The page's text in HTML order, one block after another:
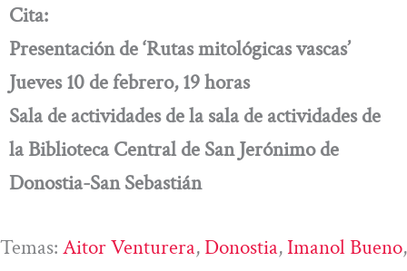
Cita:
Presentación de ‘Rutas mitológicas vascas’
Jueves 10 de febrero, 19 horas
Sala de actividades de la sala de actividades de
la Biblioteca Central de San Jerónimo de
Donostia-San Sebastián
Temas: Aitor Venturera, Donostia, Imanol Bueno